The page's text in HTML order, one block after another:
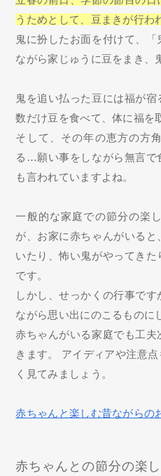
うためとして、豆まきが行わ
鬼に扮したお面を付けて、
ながら家じゅうに豆をまき、
鬼を追い払った豆には福が
数だけ豆を食べて、体に福を
そして、その年の恵方の方
る…願い事をしながら無言で
も言われていますよね。
一般的な家庭での節分の楽
が、お家に赤ちゃんがいると
いたり、怖い鬼がやってき
です。
しかし、せっかくの行事で
ながら思い出にのこるものに
赤ちゃんがいる家庭でも工
きます。 アイディアや注意
く見てみましょう。
赤ちゃんと楽しむ昔ながらの
赤ちゃんとの節分の楽